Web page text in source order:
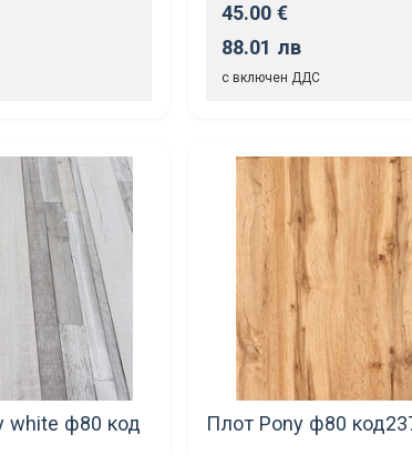
45.00 €
88.01 лв
с включен ДДС
white ф80 код
Плот Pony ф80